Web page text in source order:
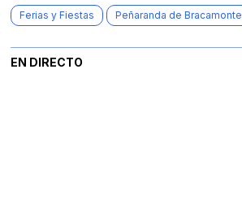
Ferias y Fiestas Peñaranda de Bracamonte
EN DIRECTO